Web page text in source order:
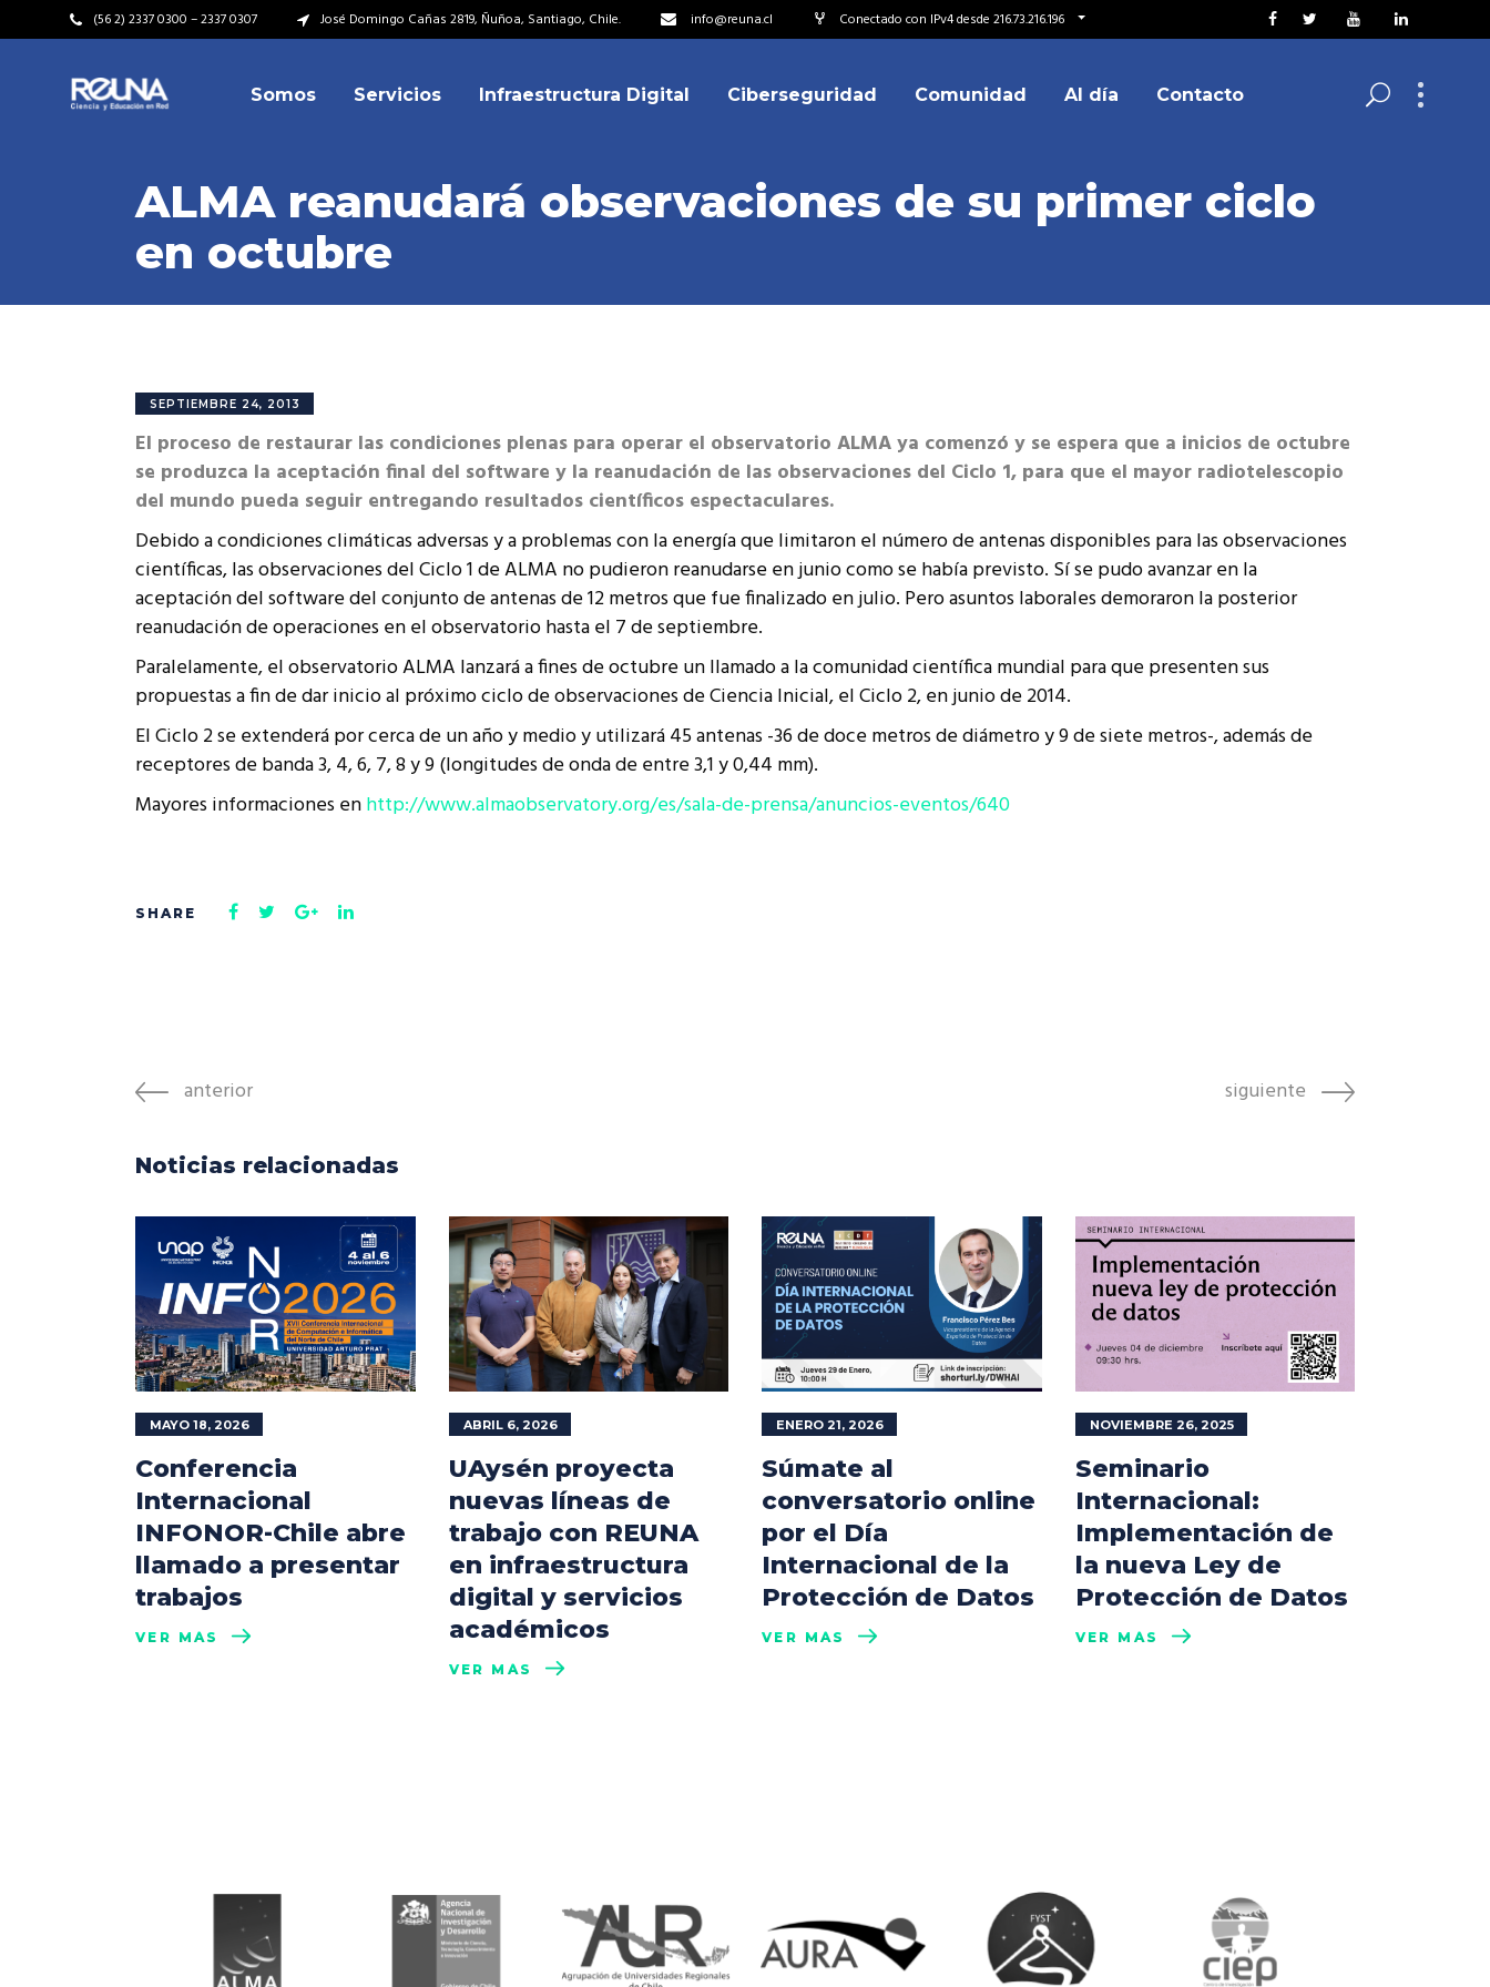
(56 2) 2337 0300 – 2337 0307 José Domingo Cañas 2819, Ñuñoa, Santiago, Chile. info@reuna.cl Conectado con IPv4 desde 216.73.216.196
Somos
Video Institucional
Plan Estratégico
Valores
Historia
Kit de Identidad
Cumplimiento Legal
Acuerdos de Colaboración
Representantes
Institucionales
Cómo integrarse a REUNA
Servicios Infraestructura Digital Ciberseguridad Comunidad Al día Contacto
Video Institucional
Misión – Visión
Valores
Cumplimiento Legal
Miembros
Directorio
ALMA reanudará observaciones de su primer ciclo
en octubre
SEPTIEMBRE 24, 2013
El proceso de restaurar las condiciones plenas para operar el observatorio ALMA ya comenzó y se espera que a inicios de octubre
se produzca la aceptación final del software y la reanudación de las observaciones del Ciclo 1, para que el mayor radiotelescopio
del mundo pueda seguir entregando resultados científicos espectaculares.
Debido a condiciones climáticas adversas y a problemas con la energía que limitaron el número de antenas disponibles para las observaciones
científicas, las observaciones del Ciclo 1 de ALMA no pudieron reanudarse en junio como se había previsto. Sí se pudo avanzar en la
aceptación del software del conjunto de antenas de 12 metros que fue finalizado en julio. Pero asuntos laborales demoraron la posterior
reanudación de operaciones en el observatorio hasta el 7 de septiembre.
Paralelamente, el observatorio ALMA lanzará a fines de octubre un llamado a la comunidad científica mundial para que presenten sus
propuestas a fin de dar inicio al próximo ciclo de observaciones de Ciencia Inicial, el Ciclo 2, en junio de 2014.
El Ciclo 2 se extenderá por cerca de un año y medio y utilizará 45 antenas -36 de doce metros de diámetro y 9 de siete metros-, además de
receptores de banda 3, 4, 6, 7, 8 y 9 (longitudes de onda de entre 3,1 y 0,44 mm).
Mayores informaciones enhttp://www.almaobservatory.org/es/sala-de-prensa/anuncios-eventos/640
anterior siguiente
Noticias relacionadas
MAYO 18, 2026
Conferencia
Internacional
INFONOR-Chile abre
llamado a presentar
trabajos
VER MÁS
ABRIL 6, 2026
UAysén proyecta
nuevas líneas de
trabajo con REUNA
en infraestructura
digital y servicios
académicos
VER MÁS
ENERO 21, 2026
Súmate al
conversatorio online
por el Día
Internacional de la
Protección de Datos
VER MÁS
NOVIEMBRE 26, 2025
Seminario
Internacional:
Implementación de
la nueva Ley de
Protección de Datos
VER MÁS